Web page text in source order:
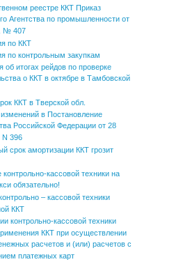
реестре ККТ Приказ
Агентства по промышленности от
№ 407
по ККТ
по контрольным закупкам
итогах рейдов по проверке
о ККТ в октябре в Тамбовской
ККТ в Тверской обл.
в Постановление
Российской Федерации от 28
N 396
срок амортизации ККТ грозит
кассовой техники на
обязательно!
– кассовой техники
ККТ
контрольно-кассовой техники
ККТ при осуществлении
расчетов и (или) расчетов с
платежных карт